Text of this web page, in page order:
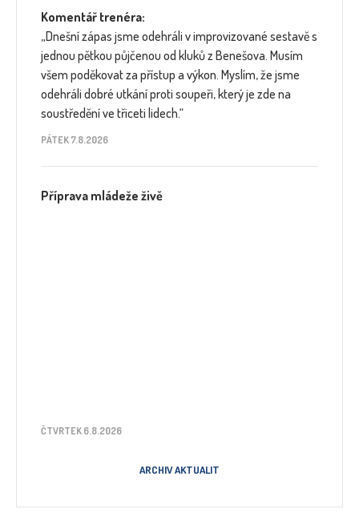
Komentář trenéra:
„Dnešní zápas jsme odehráli v improvizované sestavě s
jednou pětkou půjčenou od kluků z Benešova. Musím
všem poděkovat za přístup a výkon. Myslím, že jsme
odehráli dobré utkání proti soupeři, který je zde na
soustředění ve třiceti lidech.“
PÁTEK 7.8.2026
Příprava mládeže živě
ČTVRTEK 6.8.2026
ARCHIV AKTUALIT